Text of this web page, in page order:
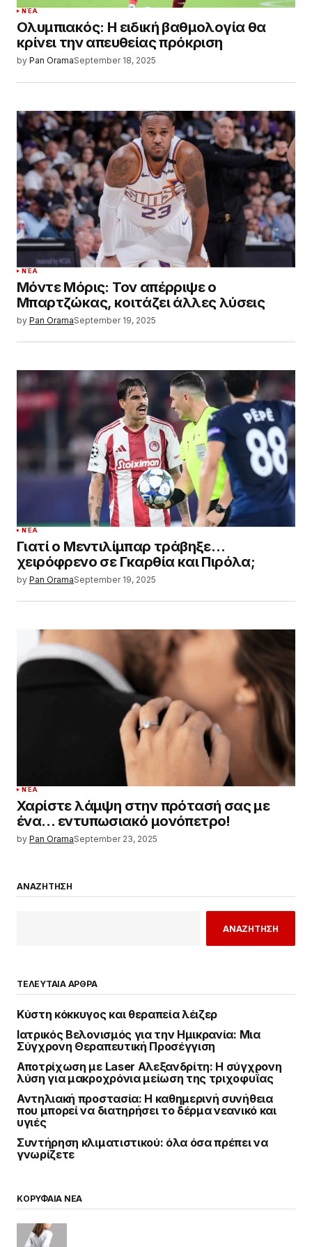
ΝΈΑ
Ολυμπιακός: Η ειδική βαθμολογία θα
κρίνει την απευθείας πρόκριση
by Pan OramaSeptember 18, 2025
ΝΈΑ
Μόντε Μόρις: Τον απέρριψε ο
Μπαρτζώκας, κοιτάζει άλλες λύσεις
by Pan OramaSeptember 19, 2025
ΝΈΑ
Γιατί ο Μεντιλίμπαρ τράβηξε…
χειρόφρενο σε Γκαρθία και Πιρόλα;
by Pan OramaSeptember 19, 2025
ΝΈΑ
Χαρίστε λάμψη στην πρότασή σας με
ένα… εντυπωσιακό μονόπετρο!
by Pan OramaSeptember 23, 2025
ΑΝΑΖΗΤΗΣΗ
ΑΝΑΖΗΤΗΣΗ
ΤΕΛΕΥΤΑΙΑ ΑΡΘΡΑ
Κύστη κόκκυγος και θεραπεία λέιζερ
Ιατρικός Βελονισμός για την Ημικρανία: Μια
Σύγχρονη Θεραπευτική Προσέγγιση
Αποτρίχωση με Laser Αλεξανδρίτη: Η σύγχρονη
λύση για μακροχρόνια μείωση της τριχοφυΐας
Αντηλιακή προστασία: Η καθημερινή συνήθεια
που μπορεί να διατηρήσει το δέρμα νεανικό και
υγιές
Συντήρηση κλιματιστικού: όλα όσα πρέπει να
γνωρίζετε
ΚΟΡΥΦΑΙΑ ΝΕΑ